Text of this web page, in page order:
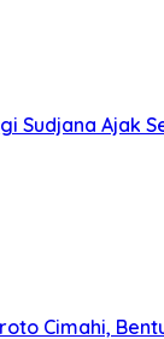
Sudjana Ajak
Cimahi,